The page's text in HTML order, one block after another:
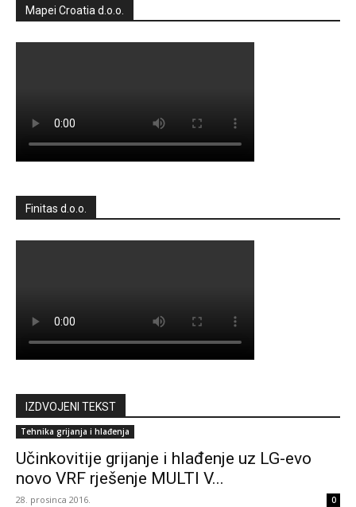
Mapei Croatia d.o.o.
Finitas d.o.o.
IZDVOJENI TEKST
Tehnika grijanja i hlađenja
Učinkovitije grijanje i hlađenje uz LG-evo
novo VRF rješenje MULTI V...
28. prosinca 2016. 0